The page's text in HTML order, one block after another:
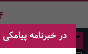
در خبرنامه